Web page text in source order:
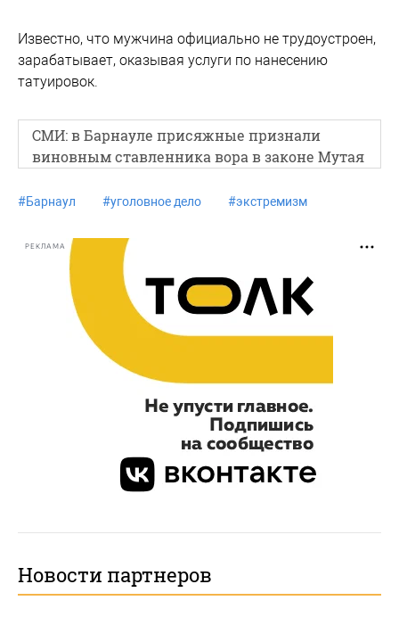
Известно, что мужчина официально не трудоустроен,
зарабатывает, оказывая услуги по нанесению
татуировок.
СМИ: в Барнауле присяжные признали
виновным ставленника вора в законе Мутая
#Барнаул #уголовное дело #экстремизм
РЕКЛАМА
Новости партнеров